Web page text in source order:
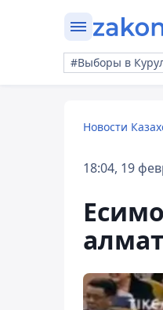
#Выборы в
Новости
18:04, 19